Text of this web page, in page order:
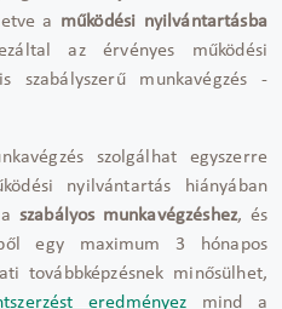
a működési nyilvántartásba
az érvényes működési
szabályszerű munkavégzés -
szolgálhat egyszerre
nyilvántartás hiányában
szabályos munkavégzéshez, és
egy maximum 3 hónapos
továbbképzésnek minősülhet,
eredményez mind a